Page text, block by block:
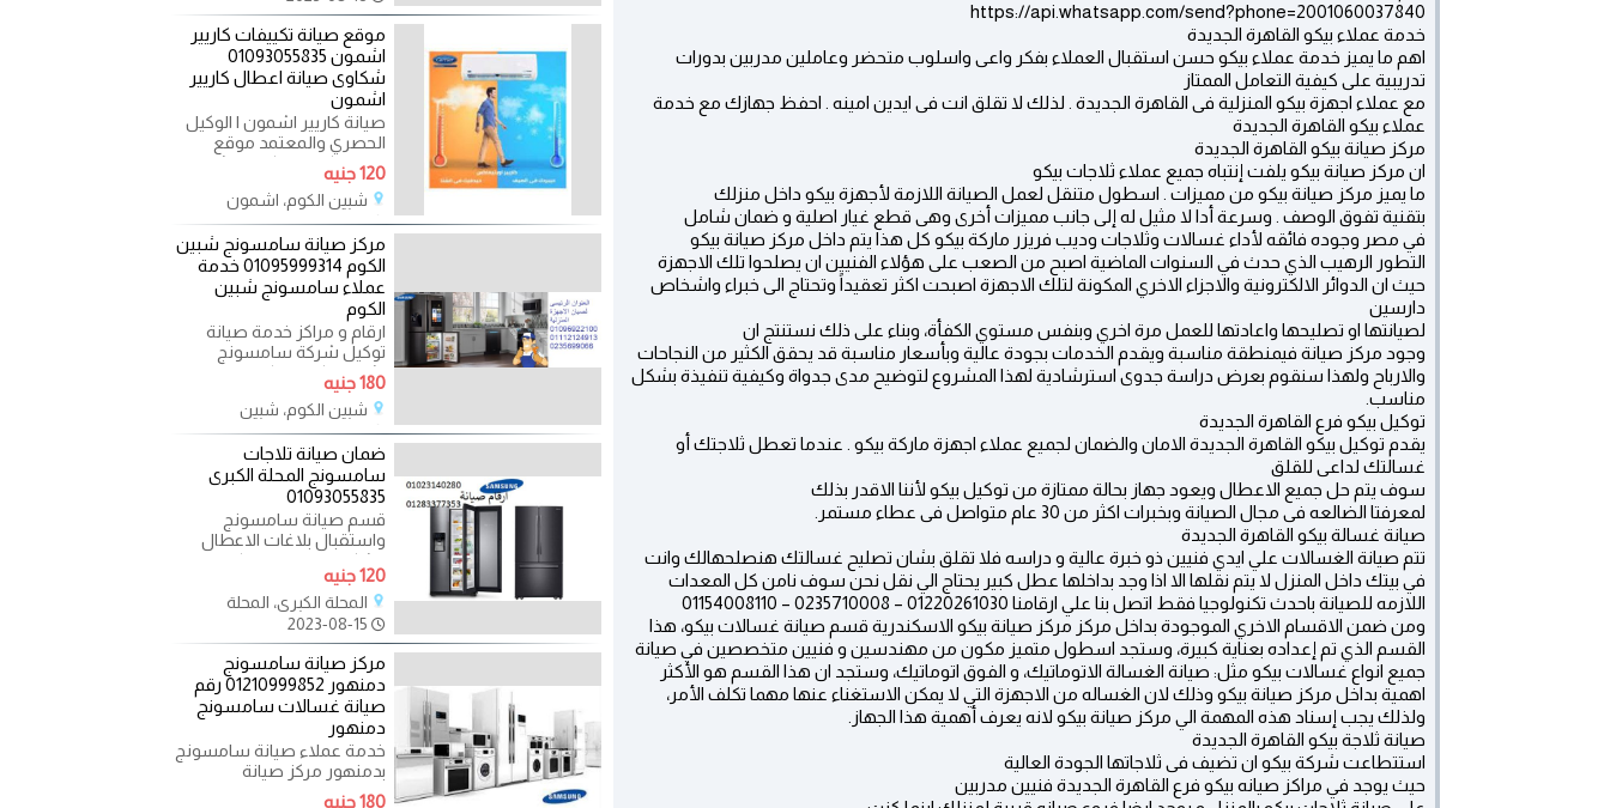
https://api.whatsapp.com/send?phone=2001060037840
خدمة عملاء بيكو القاهرة الجديدة
اهم ما يميز خدمة عملاء بيكو حسن استقبال العملاء بفكر واعى واسلوب متحضر وعاملين مدربين بدورات
تدريبية على كيفية التعامل الممتاز
مع عملاء اجهزة بيكو المنزلية فى القاهرة الجديدة . لذلك لا تقلق انت فى ايدين امينه . احفظ جهازك مع خدمة
عملاء بيكو القاهرة الجديدة
مركز صيانة بيكو القاهرة الجديدة
ان مركز صيانة بيكو يلفت إنتباه جميع عملاء ثلاجات بيكو
ما يميز مركز صيانة بيكو من مميزات . اسطول متنقل لعمل الصيانة اللازمة لأجهزة بيكو داخل منزلك
بتقنية تفوق الوصف . وسرعة أدا لا مثيل له إلى جانب مميزات أخرى وهى قطع غيار اصلية و ضمان شامل
في مصر وجوده فائقه لأداء غسالات وثلاجات وديب فريزر ماركة بيكو كل هذا يتم داخل مركز صيانة بيكو
التطور الرهيب الذي حدث في السنوات الماضية اصبح من الصعب على هؤلاء الفنيين ان يصلحوا تلك الاجهزة
حيث ان الدوائر الالكترونية والاجزاء الاخري المكونة لتلك الاجهزة اصبحت اكثر تعقيداً وتحتاج الى خبراء واشخاص
دارسين
لصيانتها او تصليحها واعادتها للعمل مرة اخري وبنفس مستوي الكفأة، وبناء على ذلك نستنتج ان
وجود مركز صيانة فيمنطقة مناسبة ويقدم الخدمات بجودة عالية وبأسعار مناسبة قد يحقق الكثير من النجاحات
والارباح ولهذا سنقوم بعرض دراسة جدوى استرشادية لهذا المشروع لتوضيح مدى جدواة وكيفية تنفيذة بشكل
مناسب.
توكيل بيكو فرع القاهرة الجديدة
يقدم توكيل بيكو القاهرة الجديدة الامان والضمان لجميع عملاء اجهزة ماركة بيكو . عندما تعطل ثلاجتك أو
غسالتك لداعى للقلق
سوف يتم حل جميع الاعطال ويعود جهاز بحالة ممتازة من توكيل بيكو لأننا الاقدر بذلك
لمعرفتا الضالعه فى مجال الصيانة وبخبرات اكثر من 30 عام متواصل فى عطاء مستمر.
صيانة غسالة بيكو القاهرة الجديدة
تتم صيانة الغسالات علي ايدي فنيين ذو خبرة عالية و دراسه فلا تقلق بشان تصليح غسالتك هنصلحهالك وانت
في بيتك داخل المنزل لا يتم نقلها الا اذا وجد بداخلها عطل كبير يحتاج الي نقل نحن سوف نامن كل المعدات
اللازمه للصيانة باحدث تكنولوجيا فقط اتصل بنا علي ارقامنا 01220261030 – 0235710008 – 01154008110
ومن ضمن الاقسام الاخري الموجودة بداخل مركز مركز صيانة بيكو الاسكندرية قسم صيانة غسالات بيكو، هذا
القسم الذي تم إعداده بعناية كبيرة، وستجد اسطول متميز مكون من مهندسين و فنيين متخصصين في صيانة
جميع انواع غسالات بيكو مثل: صيانة الغسالة الاتوماتيك، و الفوق اتوماتيك، وستجد ان هذا القسم هو الأكثر
اهمية بداخل مركز صيانة بيكو وذلك لان الغساله من الاجهزة التي لا يمكن الاستغناء عنها مهما تكلف الأمر،
ولذلك يجب إسناد هذه المهمة الي مركز صيانة بيكو لانه يعرف أهمية هذا الجهاز.
صيانة ثلاجة بيكو القاهرة الجديدة
استتطاعت شركة بيكو ان تضيف فى ثلاجاتها الجودة العالية
حيث يوجد في مراكز صيانه بيكو فرع القاهرة الجديدة فنيين مدربين
موقع صيانة تكييفات كاريير
اشمون 01093055835
شكاوى صيانة اعطال كاريير
اشمون
صيانة كاريير اشمون | الوكيل
الحصري والمعتمد موقع
صيانة تكييفات كاريير اشمون
توفر ايضا الشركة
120 جنيه
شبين الكوم، اشمون
2023-08-16
مركز صيانة سامسونج شبين
الكوم 01095999314 خدمة
عملاء سامسونج شبين
الكوم
ارقام و مراكز خدمة صيانة
توكيل شركة سامسونج
بشبين الكوم مركز صيانة
سامسونج شبين الكوم تتميز
180 جنيه
شبين الكوم، شبين
2023-08-15
ضمان صيانة تلاجات
سامسونج المحلة الكبرى
01093055835
قسم صيانة سامسونج
واستقبال بلاغات الاعطال
وشكاوى العملاء مركز صيانة
سامسونج المحلة الكبرى
120 جنيه
المحلة الكبرى، المحلة
2023-08-15
مركز صيانة سامسونج
دمنهور 01210999852 رقم
صيانة غسالات سامسونج
دمنهور
خدمة عملاء صيانة سامسونج
بدمنهور مركز صيانة
سامسونج دمنهور من
180 جنيه